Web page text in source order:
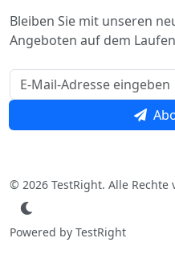
Bleiben Sie mit unseren
Angeboten auf dem
© 2026 TestRight. Alle Rechte
Powered by TestRight